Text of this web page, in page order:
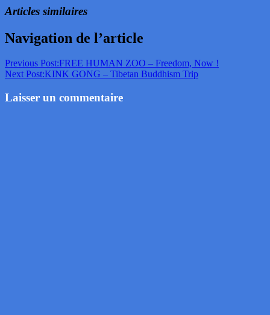
Articles similaires
Navigation de l’article
Previous Post:FREE HUMAN ZOO – Freedom, Now !
Next Post:KINK GONG – Tibetan Buddhism Trip
Laisser un commentaire